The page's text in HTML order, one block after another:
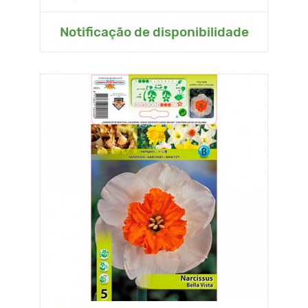
Notificação de disponibilidade